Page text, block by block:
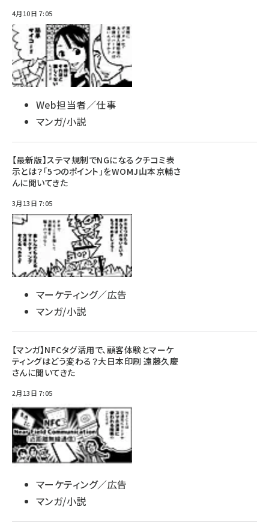
4月10日 7:05
Web担当者／仕事
マンガ/小説
【最新版】ステマ規制でNGになるクチコミ表
示とは？「5つのポイント」をWOMJ山本京輔さ
んに聞いてきた
3月13日 7:05
マーケティング／広告
マンガ/小説
【マンガ】NFCタグ活用で、顧客体験とマーケ
ティングはどう変わる？大日本印刷 遠藤久慶
さんに聞いてきた
2月13日 7:05
マーケティング／広告
マンガ/小説